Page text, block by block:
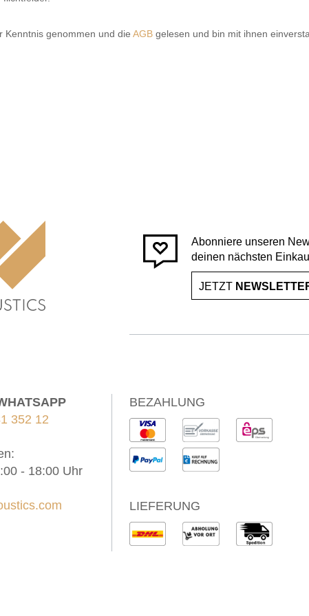
Kenntnis genommen und dieAGB gelesen und bin mit ihnen
Abonniere unseren
deinen nächsten
JETZT
352 12
- 18:00 Uhr
BEZAHLUNG
LIEFERUNG